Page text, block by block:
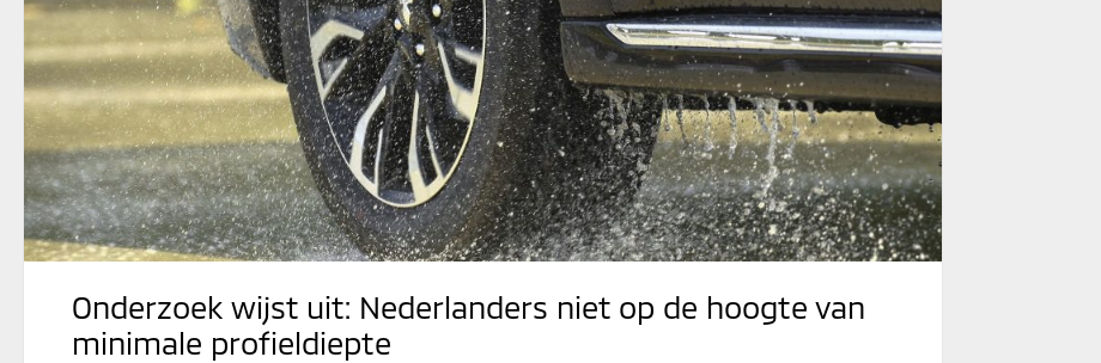
Onderzoek wijst uit: Nederlanders niet op de hoogte van
minimale profieldiepte